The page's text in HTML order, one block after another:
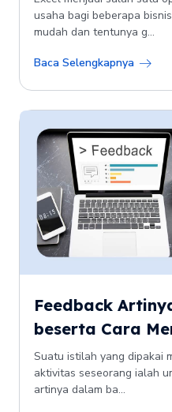
usaha bagi beberapa
mudah dan tentunya g...
Baca Selengkapnya
Feedback
beserta Cara
Suatu istilah yang dipakai
aktivitas seseorang ialah
artinya dalam ba...